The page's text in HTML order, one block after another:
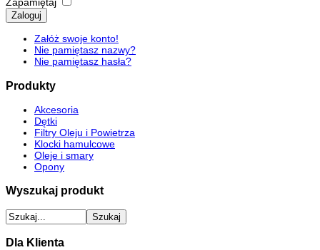
Zapamiętaj
Zaloguj
Załóż swoje konto!
Nie pamiętasz nazwy?
Nie pamiętasz hasła?
Produkty
Akcesoria
Dętki
Filtry Oleju i Powietrza
Klocki hamulcowe
Oleje i smary
Opony
Wyszukaj produkt
Dla Klienta